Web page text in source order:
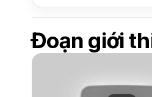
Đoạn giới